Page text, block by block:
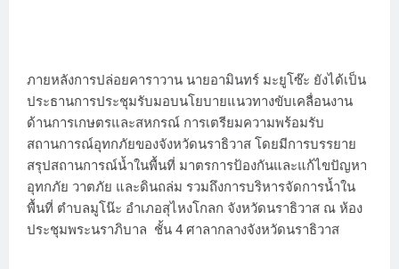
ภายหลังการปล่อยคาราวาน นายอามินทร์ มะยูโซ๊ะ ยังได้เป็น
ประธานการประชุมรับมอบนโยบายแนวทางขับเคลื่อนงาน
ด้านการเกษตรและสหกรณ์ การเตรียมความพร้อมรับ
สถานการณ์อุทกภัยของจังหวัดนราธิวาส โดยมีการบรรยาย
สรุปสถานการณ์น้ำในพื้นที่ มาตรการป้องกันและแก้ไขปัญหา
อุทกภัย วาตภัย และดินถล่ม รวมถึงการบริหารจัดการน้ำใน
พื้นที่ ตำบลมูโน๊ะ อำเภอสุไหงโกลก จังหวัดนราธิวาส ณ ห้อง
ประชุมพระนราภิบาล ชั้น 4 ศาลากลางจังหวัดนราธิวาส